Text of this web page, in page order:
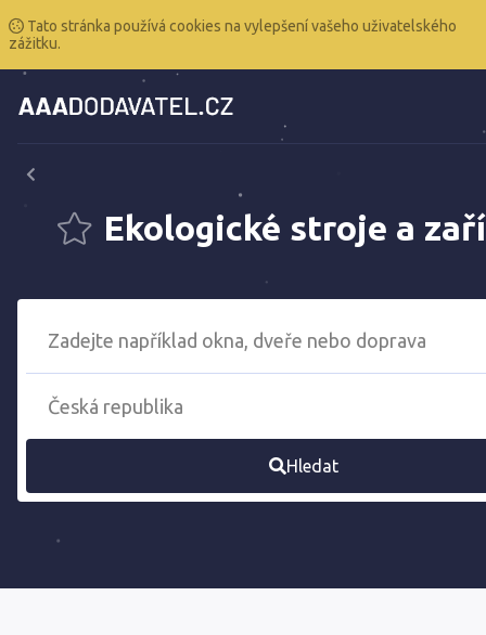
Tato stránka používá cookies na vylepšení vašeho uživatelského
zážitku.
Ekologické stroje a
Hledat